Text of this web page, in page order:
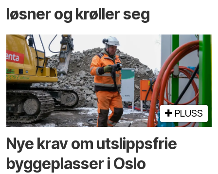
løsner og krøller seg
PLUSS
Nye krav om utslippsfrie
byggeplasser i Oslo